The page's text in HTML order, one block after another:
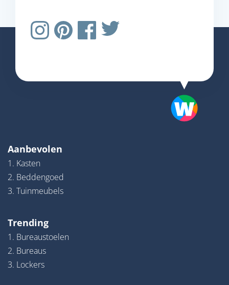
Aanbevolen
1. Kasten
2. Beddengoed
3. Tuinmeubels
Trending
1. Bureaustoelen
2. Bureaus
3. Lockers